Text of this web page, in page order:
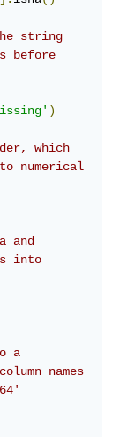
string
before
)
which
numerical
and
into
a
names